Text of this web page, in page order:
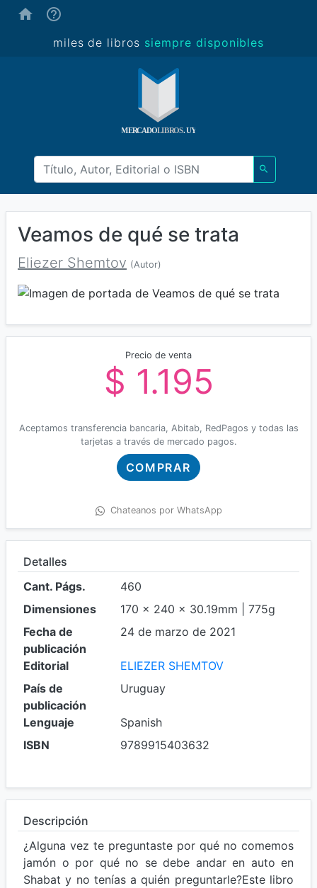
miles de libros siempre disponibles
Veamos de qué se trata
Eliezer Shemtov (Autor)
Precio de venta
$ 1.195
Aceptamos transferencia bancaria, Abitab, RedPagos y todas las
tarjetas a través de mercado pagos.
COMPRAR
Chateanos por WhatsApp
Detalles
Cant. Págs.
460
Dimensiones
170 x 240 x 30.19mm | 775g
Fecha de
publicación
24 de marzo de 2021
Editorial
ELIEZER SHEMTOV
País de
publicación
Uruguay
Lenguaje
Spanish
ISBN
9789915403632
Descripción
¿Alguna vez te preguntaste por qué no comemos
jamón o por qué no se debe andar en auto en
Shabat y no tenías a quién preguntarle?Este libro